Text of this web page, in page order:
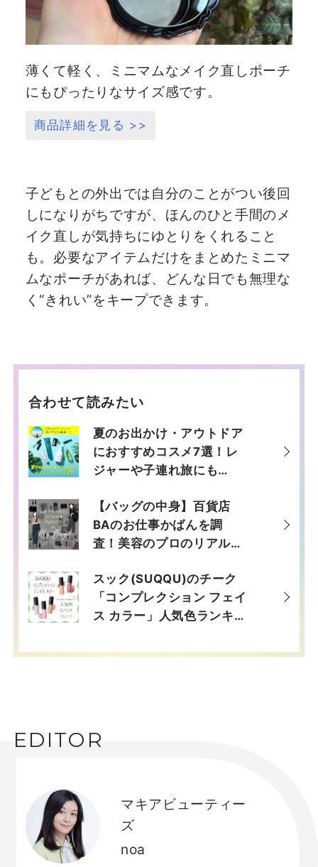
薄くて軽く、ミニマムなメイク直しポーチ
にもぴったりなサイズ感です。
商品詳細を見る >>
子どもとの外出では自分のことがつい後回
しになりがちですが、ほんのひと手間のメ
イク直しが気持ちにゆとりをくれること
も。必要なアイテムだけをまとめたミニマ
ムなポーチがあれば、どんな日でも無理な
く“きれい”をキープできます。
合わせて読みたい
夏のお出かけ・アウトドア
におすすめコスメ7選！レ
ジャーや子連れ旅にも
ルエンサーあメ子さん厳
選】
【バッグの中身】百貨店
BAのお仕事かばんを調
査！美容のプロのリアル持
bag?＞
スック(SUQQU)のチーク
「コンプレクション フェイ
ス カラー」人気色ランキン
た！デパコスTOP5】
EDITOR
マキアビューティー
ズ
noa